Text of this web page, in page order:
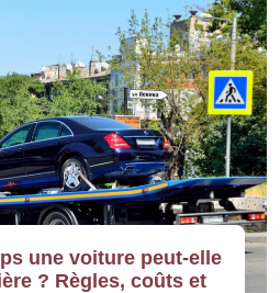
une voiture peut-elle
? Règles, coûts et